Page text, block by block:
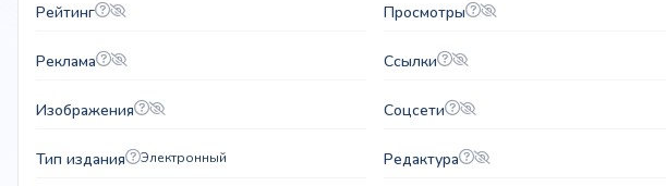
Рейтинг Просмотры
Реклама Ссылки
Изображения Соцсети
Тип издания Электронный Редактура